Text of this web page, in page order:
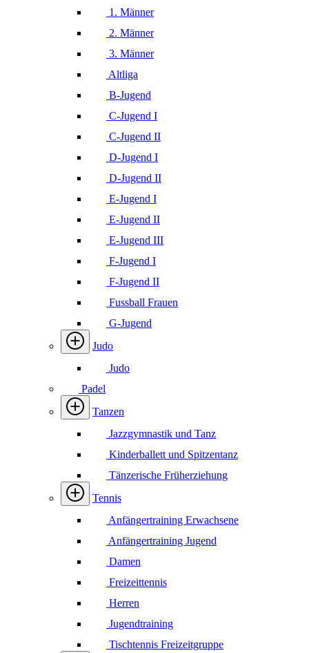
1. Männer
2. Männer
3. Männer
Altliga
B-Jugend
C-Jugend I
C-Jugend II
D-Jugend I
D-Jugend II
E-Jugend I
E-Jugend II
E-Jugend III
F-Jugend I
F-Jugend II
Fussball Frauen
G-Jugend
Judo
Judo
Padel
Tanzen
Jazzgymnastik und Tanz
Kinderballett und Spitzentanz
Tänzerische Früherziehung
Tennis
Anfängertraining Erwachsene
Anfängertraining Jugend
Damen
Freizeittennis
Herren
Jugendtraining
Tischtennis Freizeitgruppe